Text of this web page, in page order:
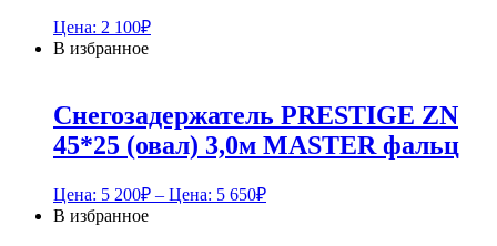
Цена: 2 100₽
В избранное
Снегозадержатель PRESTIGE ZN
45*25 (овал) 3,0м MASTER фальц
Цена: 5 200₽ – Цена: 5 650₽
В избранное